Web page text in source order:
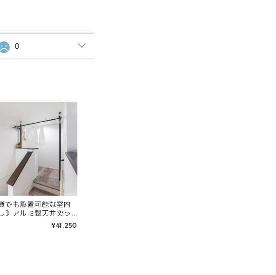
0
でも設置可能な室内
》アルミ製天井突っ
フレーム『S.O.U』＆収
物干し金物『NKE-35』
¥41,250